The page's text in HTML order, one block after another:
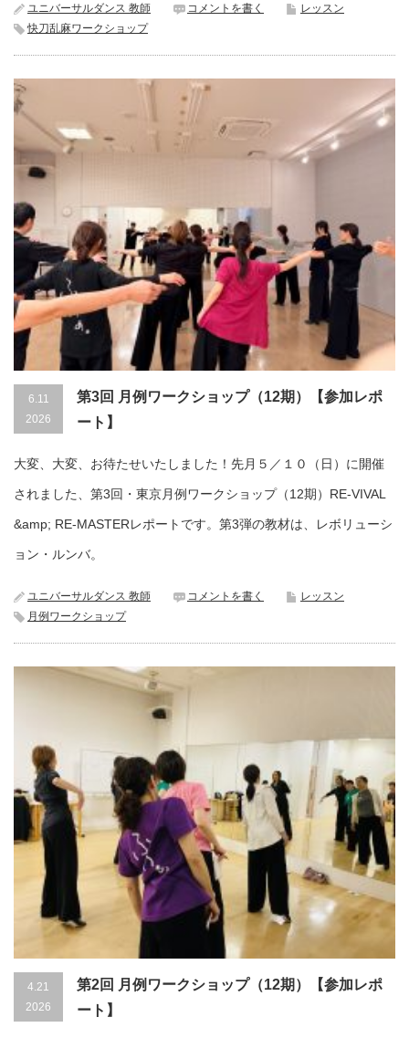
ユニバーサルダンス 教師 コメントを書く
レッスン
快刀乱麻ワークショップ
6.11
2026
第3回 月例ワークショップ（12期）【参加レポ
ート】
大変、大変、お待たせいたしました！先月５／１０（日）に開催
されました、第3回・東京月例ワークショップ（12期）RE-VIVAL
&amp; RE-MASTERレポートです。第3弾の教材は、レボリューシ
ョン・ルンバ。
ユニバーサルダンス 教師 コメントを書く
レッスン
月例ワークショップ
4.21
2026
第2回 月例ワークショップ（12期）【参加レポ
ート】